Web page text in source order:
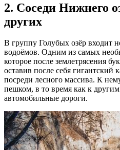
2. Соседи Нижнего
других
В группу Голубых озёр входит
водоёмов. Одним из самых
которое после землетрясения
оставив после себя гигантский
посреди лесного массива. К
пешком, в то время как к
автомобильные дороги.